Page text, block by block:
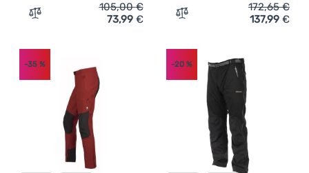
Zum Vergleich 'Herrenhose The North Face Lightning
105,00€
73,99 € Zum Vergleich 'Hose
172,65€
137,99 €
-35 % -20%